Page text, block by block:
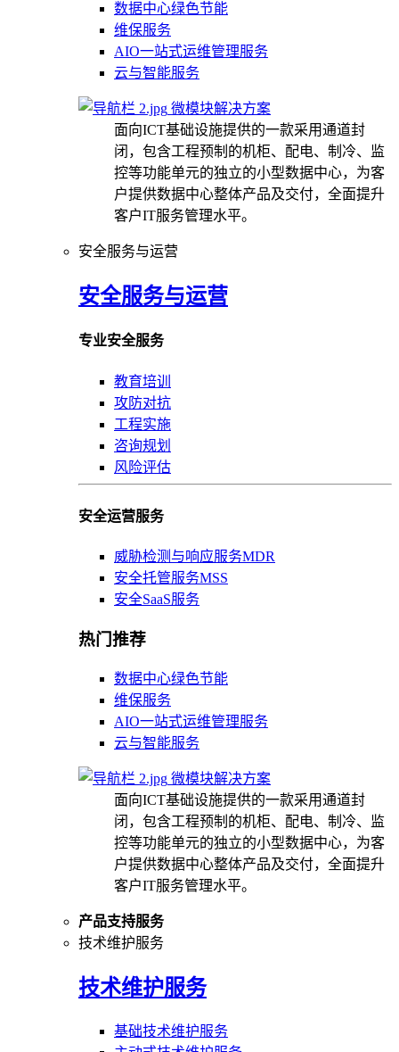
数据中心绿色节能
维保服务
AIO一站式运维管理服务
云与智能服务
微模块解决方案
面向ICT基础设施提供的一款采用通道封
闭，包含工程预制的机柜、配电、制冷、监
控等功能单元的独立的小型数据中心，为客
户提供数据中心整体产品及交付，全面提升
客户IT服务管理水平。
安全服务与运营
安全服务与运营
专业安全服务
教育培训
攻防对抗
工程实施
咨询规划
风险评估
安全运营服务
威胁检测与响应服务MDR
安全托管服务MSS
安全SaaS服务
热门推荐
数据中心绿色节能
维保服务
AIO一站式运维管理服务
云与智能服务
微模块解决方案
面向ICT基础设施提供的一款采用通道封
闭，包含工程预制的机柜、配电、制冷、监
控等功能单元的独立的小型数据中心，为客
户提供数据中心整体产品及交付，全面提升
客户IT服务管理水平。
产品支持服务
技术维护服务
技术维护服务
基础技术维护服务